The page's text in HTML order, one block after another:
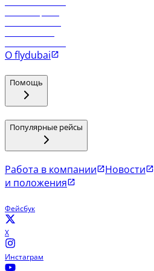
О flydubai
Помощь
Популярные рейсы
Работа в компании Новости
и положения
Фейсбук
X
Инстаграм